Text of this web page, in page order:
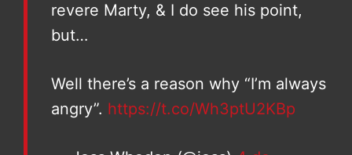
revere Marty, & I do see his point,
but…
Well there’s a reason why “I’m always
angry”. https://t.co/Wh3ptU2KBp